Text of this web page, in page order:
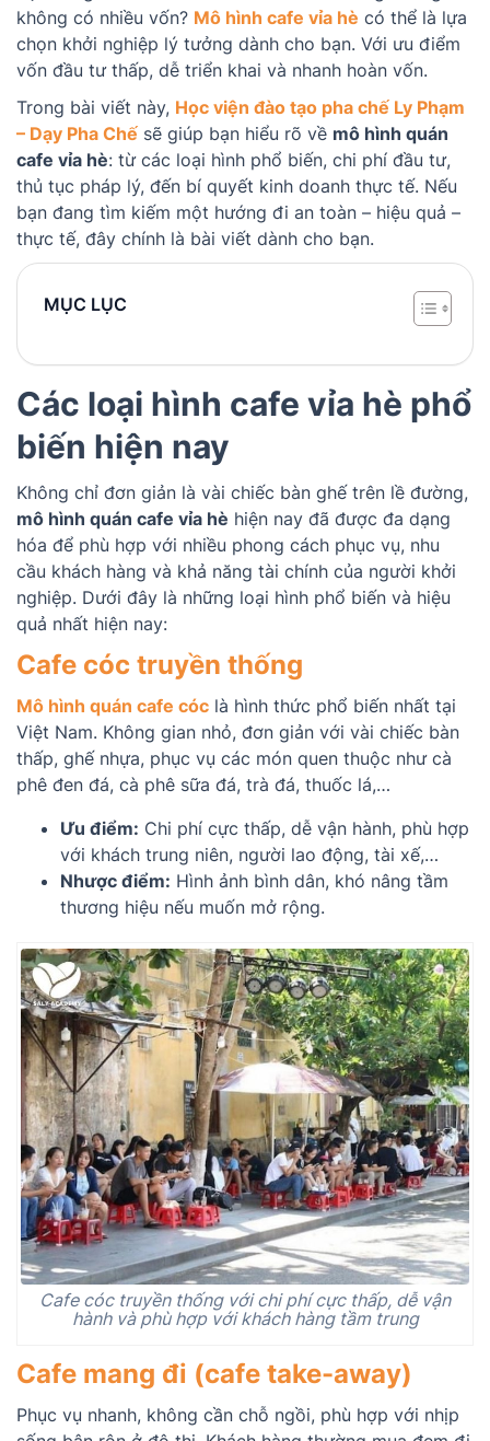
không có nhiều vốn? Mô hình cafe vỉa hè có thể là lựa
chọn khởi nghiệp lý tưởng dành cho bạn. Với ưu điểm
vốn đầu tư thấp, dễ triển khai và nhanh hoàn vốn.
Trong bài viết này, Học viện đào tạo pha chế Ly Phạm
– Dạy Pha Chế sẽ giúp bạn hiểu rõ về mô hình quán
cafe vỉa hè: từ các loại hình phổ biến, chi phí đầu tư,
thủ tục pháp lý, đến bí quyết kinh doanh thực tế. Nếu
bạn đang tìm kiếm một hướng đi an toàn – hiệu quả –
thực tế, đây chính là bài viết dành cho bạn.
MỤC LỤC
Các loại hình cafe vỉa hè phổ
biến hiện nay
Không chỉ đơn giản là vài chiếc bàn ghế trên lề đường,
mô hình quán cafe vỉa hè hiện nay đã được đa dạng
hóa để phù hợp với nhiều phong cách phục vụ, nhu
cầu khách hàng và khả năng tài chính của người khởi
nghiệp. Dưới đây là những loại hình phổ biến và hiệu
quả nhất hiện nay:
Cafe cóc truyền thống
Mô hình quán cafe cóc là hình thức phổ biến nhất tại
Việt Nam. Không gian nhỏ, đơn giản với vài chiếc bàn
thấp, ghế nhựa, phục vụ các món quen thuộc như cà
phê đen đá, cà phê sữa đá, trà đá, thuốc lá,…
Ưu điểm: Chi phí cực thấp, dễ vận hành, phù hợp
với khách trung niên, người lao động, tài xế,…
Nhược điểm: Hình ảnh bình dân, khó nâng tầm
thương hiệu nếu muốn mở rộng.
Cafe cóc truyền thống với chi phí cực thấp, dễ vận
hành và phù hợp với khách hàng tầm trung
Cafe mang đi (cafe take-away)
Phục vụ nhanh, không cần chỗ ngồi, phù hợp với nhịp